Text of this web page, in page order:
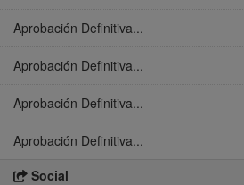
Aprobación Definitiva...
Aprobación Definitiva...
Aprobación Definitiva...
Aprobación Definitiva...
Social